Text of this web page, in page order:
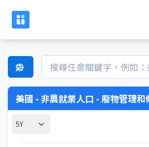
美國 - 非農就業人口 - 廢物管理和
5Y